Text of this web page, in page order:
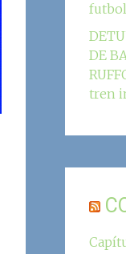
DE
tren